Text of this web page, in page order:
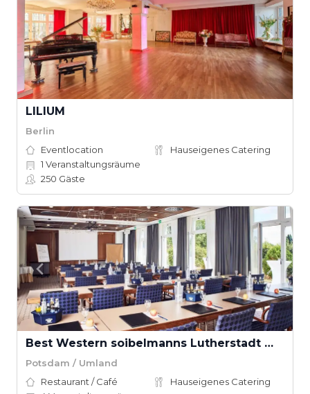
LILIUM
Berlin
Eventlocation
Hauseigenes Catering
1 Veranstaltungsräume
250 Gäste
Best Western soibelmanns Lutherstadt Wittenberg
Potsdam / Umland
Restaurant / Café
Hauseigenes Catering